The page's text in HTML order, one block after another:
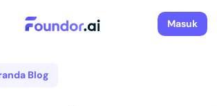
Masuk
Blog